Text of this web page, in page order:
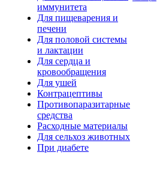
иммунитета
Для пищеварения и
печени
Для половой системы
и лактации
Для сердца и
кровообращения
Для ушей
Контрацептивы
Противопаразитарные
средства
Расходные материалы
Для сельхоз животных
При диабете